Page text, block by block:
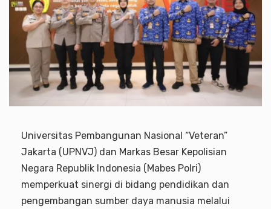
Universitas Pembangunan Nasional “Veteran”
Jakarta (UPNVJ) dan Markas Besar Kepolisian
Negara Republik Indonesia (Mabes Polri)
memperkuat sinergi di bidang pendidikan dan
pengembangan sumber daya manusia melalui